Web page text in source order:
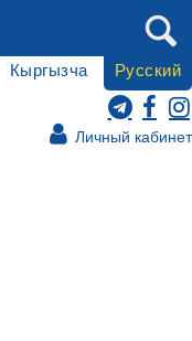
Личный кабинет
Кыргызча Русский